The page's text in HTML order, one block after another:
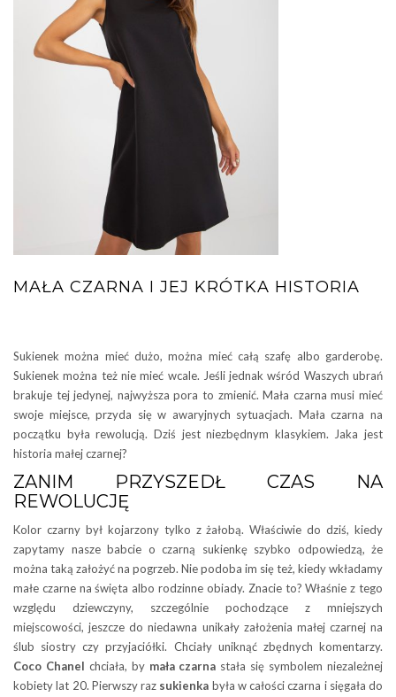
MAŁA CZARNA I JEJ KRÓTKA HISTORIA
Sukienek można mieć dużo, można mieć całą szafę albo garderobę.
Sukienek można też nie mieć wcale. Jeśli jednak wśród Waszych ubrań
brakuje tej jedynej, najwyższa pora to zmienić. Mała czarna musi mieć
swoje miejsce, przyda się w awaryjnych sytuacjach. Mała czarna na
początku była rewolucją. Dziś jest niezbędnym klasykiem. Jaka jest
historia małej czarnej?
ZANIM PRZYSZEDŁ CZAS NA
REWOLUCJĘ
Kolor czarny był kojarzony tylko z żałobą. Właściwie do dziś, kiedy
zapytamy nasze babcie o czarną sukienkę szybko odpowiedzą, że
można taką założyć na pogrzeb. Nie podoba im się też, kiedy wkładamy
małe czarne na święta albo rodzinne obiady. Znacie to? Właśnie z tego
względu dziewczyny, szczególnie pochodzące z mniejszych
miejscowości, jeszcze do niedawna unikały założenia małej czarnej na
ślub siostry czy przyjaciółki. Chciały uniknąć zbędnych komentarzy.
Coco Chanel chciała, by mała czarna stała się symbolem niezależnej
kobiety lat 20. Pierwszy raz sukienka była w całości czarna i sięgała do